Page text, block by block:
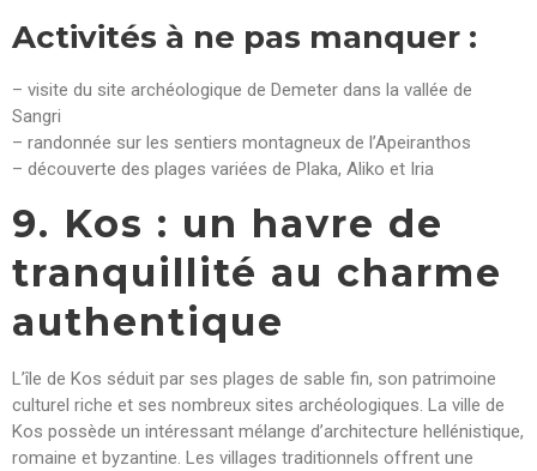
Activités à ne pas manquer :
– visite du site archéologique de Demeter dans la vallée de
Sangri
– randonnée sur les sentiers montagneux de l’Apeiranthos
– découverte des plages variées de Plaka, Aliko et Iria
9. Kos : un havre de
tranquillité au charme
authentique
L’île de Kos séduit par ses plages de sable fin, son patrimoine
culturel riche et ses nombreux sites archéologiques. La ville de
Kos possède un intéressant mélange d’architecture hellénistique,
romaine et byzantine. Les villages traditionnels offrent une